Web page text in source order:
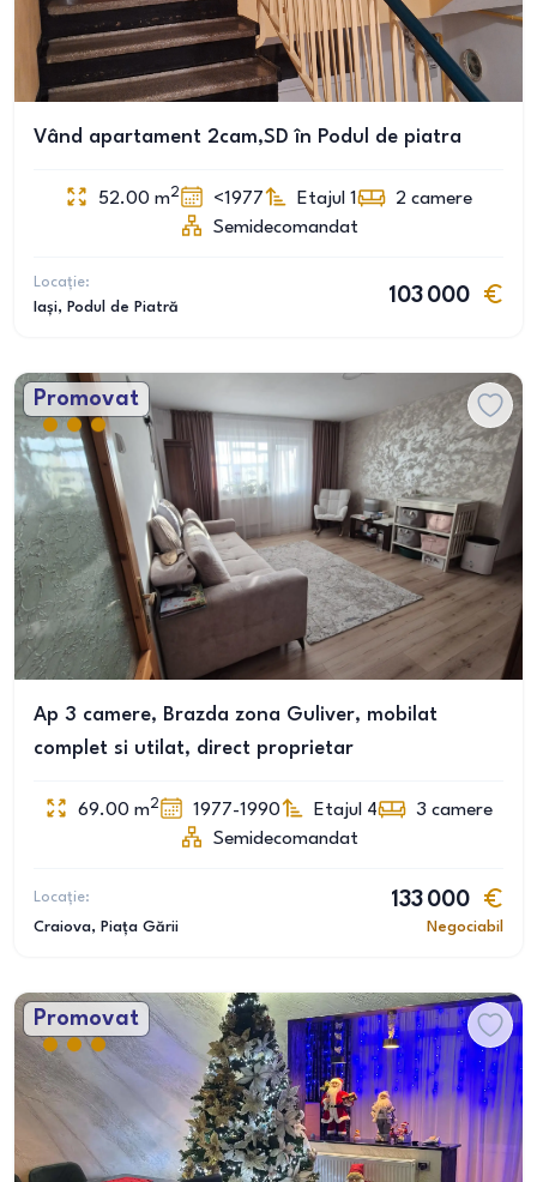
Vând apartament 2cam,SD în Podul de piatra
52.00 m2 <1977 Etajul 1 2 camere
Semidecomandat
Locație:
Iași, Podul de Piatră
103 000
Promovat
Ap 3 camere, Brazda zona Guliver, mobilat
complet si utilat, direct proprietar
69.00 m2 1977-1990 Etajul 4 3 camere
Semidecomandat
Locație:
Craiova, Piața Gării
133 000
Negociabil
Promovat